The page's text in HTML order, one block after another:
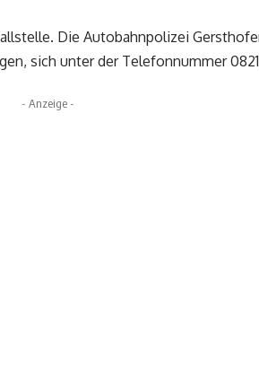
Die Autobahnpolizei
sich unter der Telefonnummer
- Anzeige -